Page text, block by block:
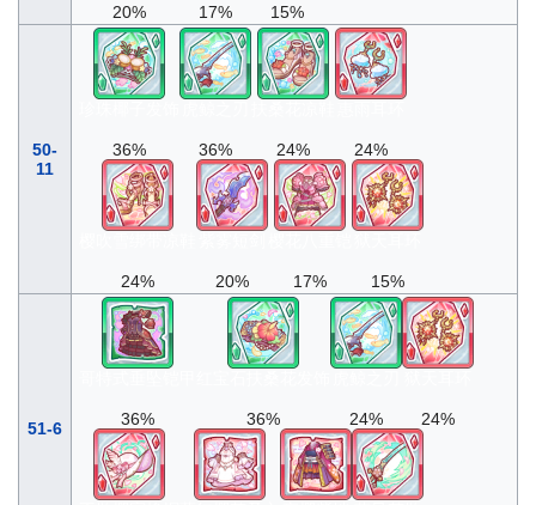
20% 17% 15%
50-
11
36% 36% 24% 24%
24% 20% 17% 15%
51-6 36% 36% 24% 24%